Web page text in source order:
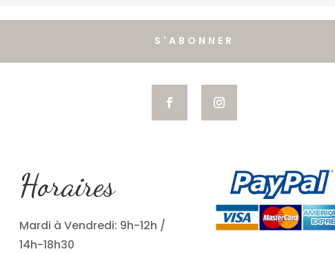
S'ABONNER
Horaires
Mardi à Vendredi: 9h-12h /
14h-18h30